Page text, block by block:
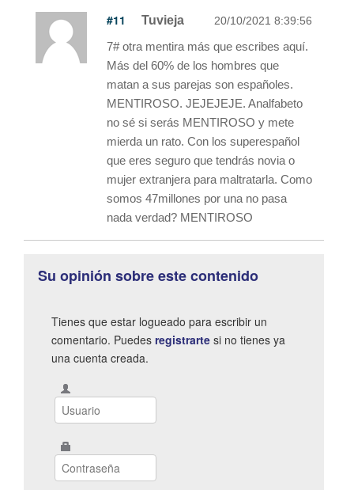
#11 Tuvieja 20/10/2021 8:39:56
7# otra mentira más que escribes aquí.
Más del 60% de los hombres que
matan a sus parejas son españoles.
MENTIROSO. JEJEJEJE. Analfabeto
no sé si serás MENTIROSO y mete
mierda un rato. Con los superespañol
que eres seguro que tendrás novia o
mujer extranjera para maltratarla. Como
somos 47millones por una no pasa
nada verdad? MENTIROSO
Su opinión sobre este contenido
Tienes que estar logueado para escribir un
comentario. Puedes registrarte si no tienes ya
una cuenta creada.